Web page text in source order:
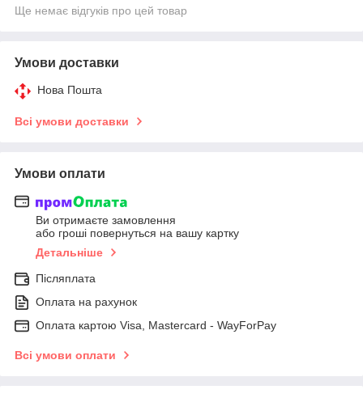
Ще немає відгуків про цей товар
Умови доставки
Нова Пошта
Всі умови доставки
Умови оплати
Ви отримаєте замовлення
або гроші повернуться на вашу картку
Детальніше
Післяплата
Оплата на рахунок
Оплата картою Visa, Mastercard - WayForPay
Всі умови оплати